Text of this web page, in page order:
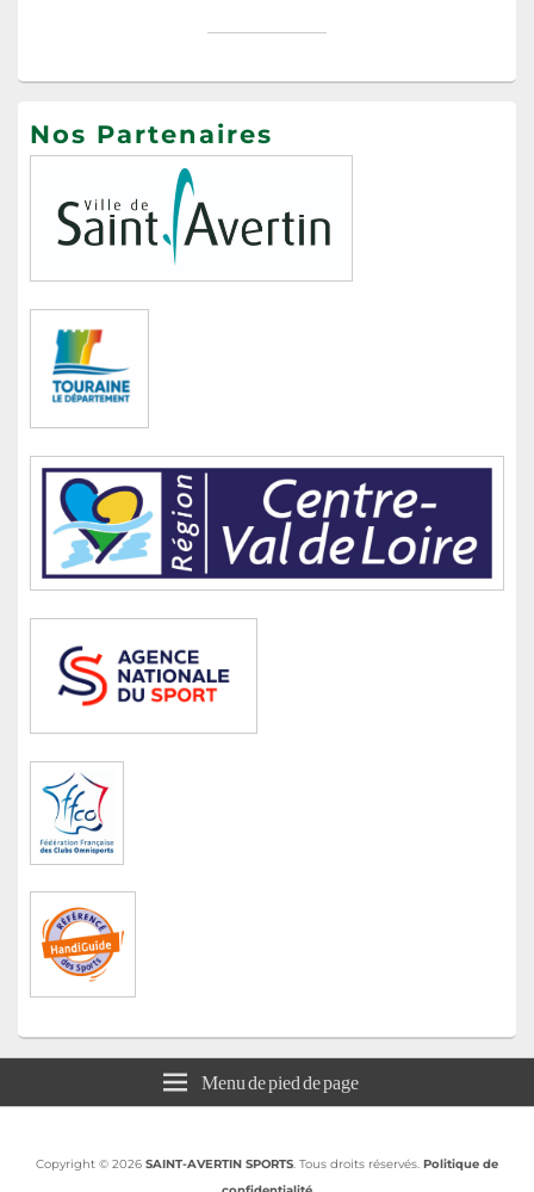
Nos Partenaires
Menu de pied de page
Copyright © 2026 SAINT-AVERTIN SPORTS. Tous droits réservés. Politique de